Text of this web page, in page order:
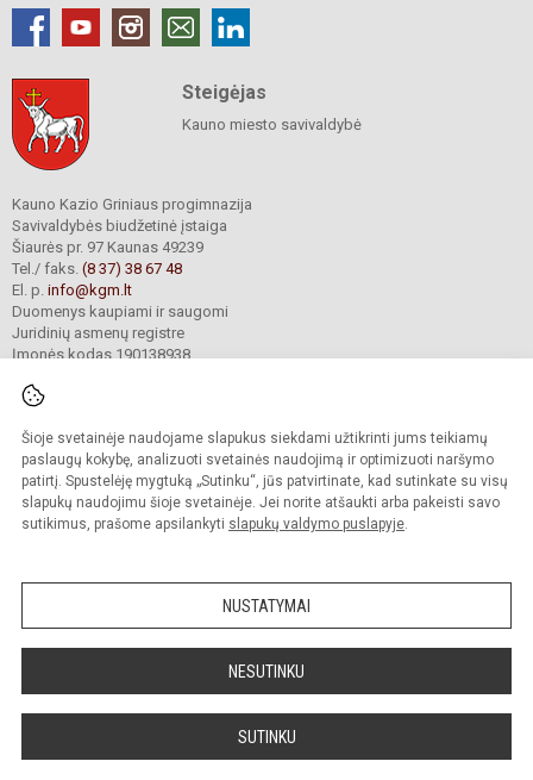
Šioje svetainėje naudojame slapukus siekdami užtikrinti jums teikiamų
paslaugų kokybę, analizuoti svetainės naudojimą ir optimizuoti naršymo
patirtį. Spustelėję mygtuką „Sutinku“, jūs patvirtinate, kad sutinkate su visų
slapukų naudojimu šioje svetainėje. Jei norite atšaukti arba pakeisti savo
sutikimus, prašome apsilankyti slapukų valdymo puslapyje.
NUSTATYMAI
NESUTINKU
SUTINKU
Steigėjas
Kauno miesto savivaldybė
Kauno Kazio Griniaus progimnazija
Savivaldybės biudžetinė įstaiga
Šiaurės pr. 97 Kaunas 49239
Tel./ faks. (8 37) 38 67 48
El. p. info@kgm.lt
Duomenys kaupiami ir saugomi
Juridinių asmenų registre
Įmonės kodas 190138938
© 2024. Kauno Kazio Griniaus progimnazija. Visos teisės saugomos.
Kopijuoti turinį be raštiško progimnazijos sutikimo griežtai draudžiama.
Prieinamumo paraiška Slapukų valdymas
Sumanus būdas atnaujinti